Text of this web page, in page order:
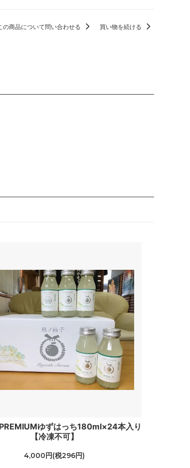
の商品について問い合わせる 買い物を続ける
PREMIUMゆずはっち180ml×24本入り
【冷凍不可】
4,000円(税296円)